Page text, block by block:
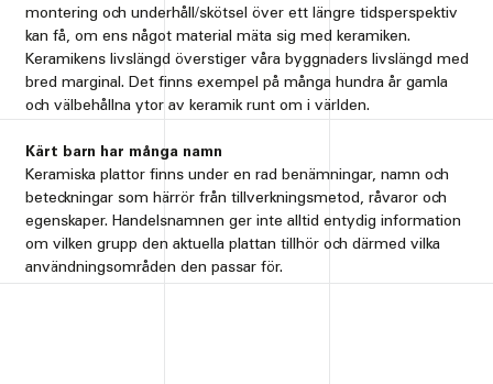
montering och underhåll/skötsel över ett längre tidsperspektiv
kan få, om ens något material mäta sig med keramiken.
Keramikens livslängd överstiger våra byggnaders livslängd med
bred marginal. Det finns exempel på många hundra år gamla
och välbehållna ytor av keramik runt om i världen.
Kärt barn har många namn
Keramiska plattor finns under en rad benämningar, namn och
beteckningar som härrör från tillverkningsmetod, råvaror och
egenskaper. Handelsnamnen ger inte alltid entydig information
om vilken grupp den aktuella plattan tillhör och därmed vilka
användningsområden den passar för.